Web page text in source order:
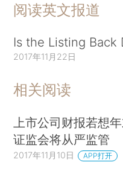
阅读英文报道
Is the Listing Back
2017年11月22日
相关阅读
上市公司财报若想
证监会将从严监管
2017年11月10日 APP打开